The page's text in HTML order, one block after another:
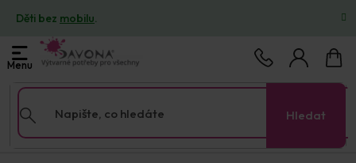
obsah
Děti bez mobilu.
Hledat
košík